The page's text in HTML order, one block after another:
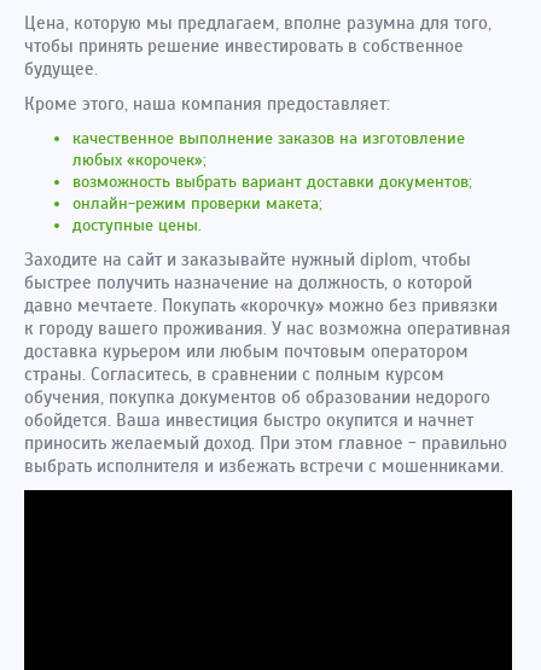
Цена, которую мы предлагаем, вполне разумна для того,
чтобы принять решение инвестировать в собственное
будущее.
Кроме этого, наша компания предоставляет:
качественное выполнение заказов на изготовление
любых «корочек»;
возможность выбрать вариант доставки документов;
онлайн-режим проверки макета;
доступные цены.
Заходите на сайт и заказывайте нужный diplom, чтобы
быстрее получить назначение на должность, о которой
давно мечтаете. Покупать «корочку» можно без привязки
к городу вашего проживания. У нас возможна оперативная
доставка курьером или любым почтовым оператором
страны. Согласитесь, в сравнении с полным курсом
обучения, покупка документов об образовании недорого
обойдется. Ваша инвестиция быстро окупится и начнет
приносить желаемый доход. При этом главное - правильно
выбрать исполнителя и избежать встречи с мошенниками.